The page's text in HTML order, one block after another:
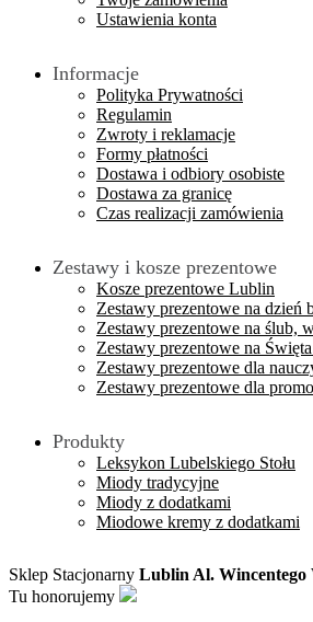
Ustawienia konta
Informacje
Polityka Prywatności
Regulamin
Zwroty i reklamacje
Formy płatności
Dostawa i odbiory osobiste
Dostawa za granicę
Czas realizacji zamówienia
Zestawy i kosze prezentowe
Kosze prezentowe Lublin
Zestawy prezentowe na dzień
Zestawy prezentowe na ślub,
Zestawy prezentowe na
Zestawy prezentowe dla
Zestawy prezentowe dla
Produkty
Leksykon Lubelskiego Stołu
Miody tradycyjne
Miody z dodatkami
Miodowe kremy z dodatkami
Sklep Stacjonarny Lublin Al. Wincentego
Tu honorujemy